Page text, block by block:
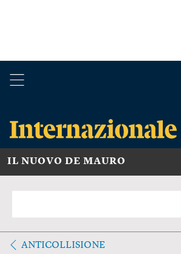
IL NUOVO DE MAURO
ANTICOLLISIONE